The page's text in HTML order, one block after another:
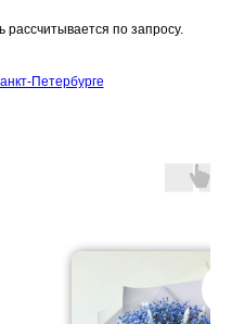
рассчитывается по запросу.
Петербурге